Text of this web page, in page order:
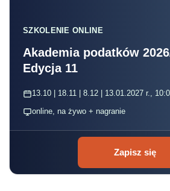
SZKOLENIE ONLINE
Akademia podatków
Edycja 11
13.10 | 18.11 | 8.12 | 13.01.2027 r.,
online, na żywo + nagranie
Zapisz się